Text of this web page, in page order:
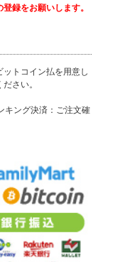
録をお願いします。
トコイン払を用意し
さい。
キング決済：ご注文確